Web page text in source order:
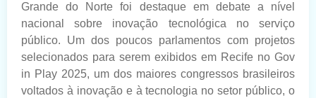
Grande do Norte foi destaque em debate a nível
nacional sobre inovação tecnológica no serviço
público. Um dos poucos parlamentos com projetos
selecionados para serem exibidos em Recife no Gov
in Play 2025, um dos maiores congressos brasileiros
voltados à inovação e à tecnologia no setor público, o